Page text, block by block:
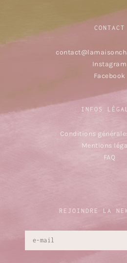
CONTACT
Instagram
Facebook
INFOS
Conditions
Mentions
FAQ
REJOINDRE LA